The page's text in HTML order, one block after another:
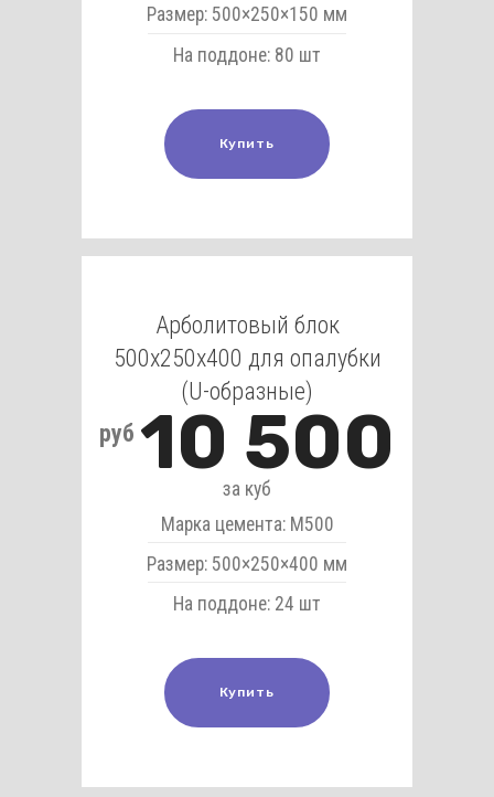
Размер: 500×250×150 мм
На поддоне: 80 шт
Купить
Арболитовый блок
500х250х400 для опалубки
(U-образные)
руб 10 500
за куб
Марка цемента: М500
Размер: 500×250×400 мм
На поддоне: 24 шт
Купить